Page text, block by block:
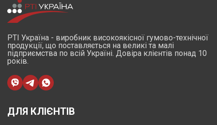
РТІ Україна - виробник високоякісної гумово-технічної
продукції, що поставляється на великі та малі
підприємства по всій Україні. Довіра клієнтів понад 10
років.
ДЛЯ КЛІЄНТІВ